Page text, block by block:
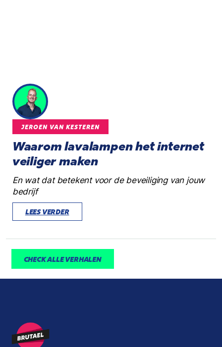
JEROEN VAN KESTEREN
Waarom lavalampen het internet
veiliger maken
En wat dat betekent voor de beveiliging van jouw
bedrijf
LEES VERDER
CHECK ALLE VERHALEN